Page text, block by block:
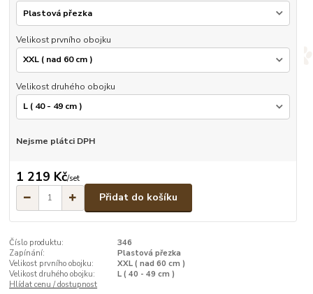
Velikost prvního obojku
Velikost druhého obojku
Nejsme plátci DPH
1 219 Kč/set
Přidat do košíku
Číslo produktu:
346
Zapínání:
Plastová přezka
Velikost prvního obojku:
XXL ( nad 60 cm )
Velikost druhého obojku:
L ( 40 - 49 cm )
Hlídat cenu / dostupnost